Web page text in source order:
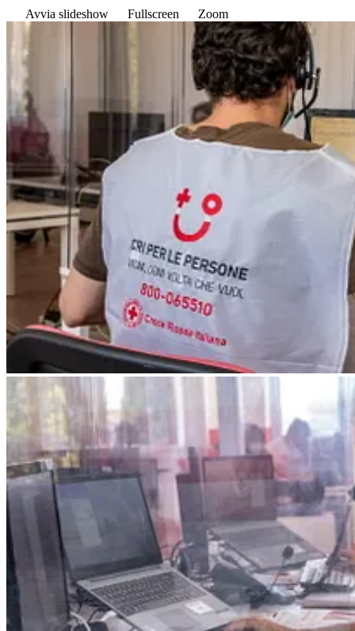
Avvia slideshow
Fullscreen Zoom